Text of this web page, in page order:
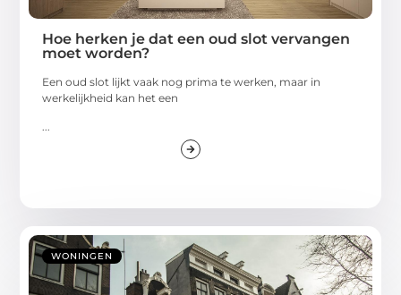
Hoe herken je dat een oud slot vervangen
moet worden?
Een oud slot lijkt vaak nog prima te werken, maar in
werkelijkheid kan het een
...
WONINGEN